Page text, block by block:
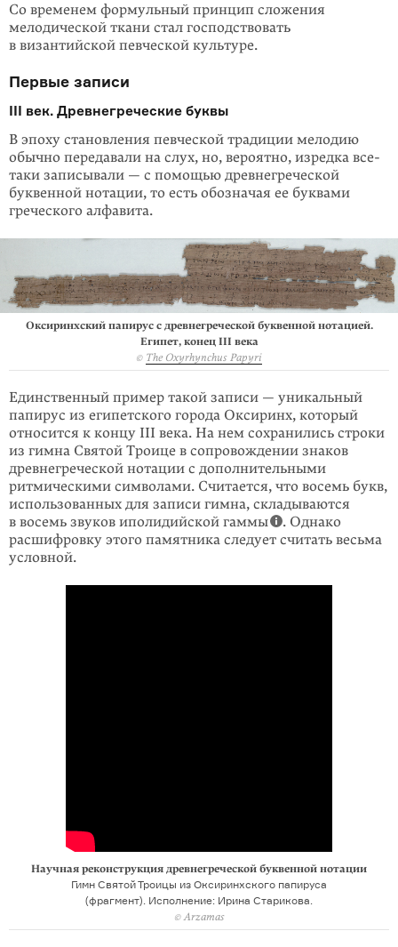
Со временем формульный принцип сложения
мелодической ткани стал господствовать
в византийской певческой культуре.
Первые записи
III век. Древнегреческие буквы
В эпоху становления певческой традиции мелодию
обычно передавали на слух, но, вероятно, изредка все-
таки записывали — с помощью древнегреческой
буквенной нотации, то есть обозначая ее буквами
греческого алфавита.
Оксиринхский папирус с древнегреческой буквенной нотацией.
Египет, конец III века
© The Oxyrhynchus Papyri
Единственный пример такой записи — уникальный
папирус из египетского города Оксиринх, который
относится к концу III века. На нем сохранились строки
из гимна Святой Троице в сопровождении знаков
древнегреческой нотации с дополнительными
ритмическими символами. Считается, что восемь букв,
использованных для записи гимна, складываются
в восемь звуков иполидийской гаммы
. Однако
расшифровку этого памятника следует считать весьма
условной.
Научная реконструкция древнегреческой буквенной нотации
Гимн Святой Троицы из Оксиринхского папируса
(фрагмент). Исполнение: Ирина Старикова.
© Arzamas